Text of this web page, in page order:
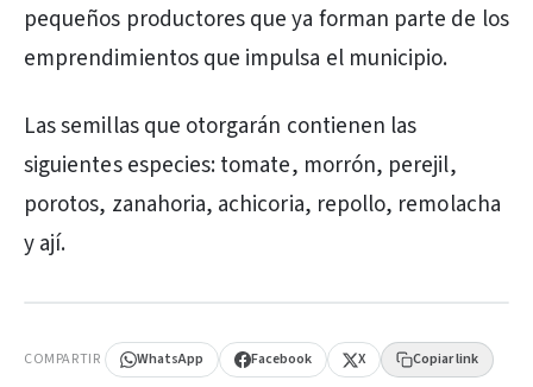
pequeños productores que ya forman parte de los
emprendimientos que impulsa el municipio.
Las semillas que otorgarán contienen las
siguientes especies: tomate, morrón, perejil,
porotos, zanahoria, achicoria, repollo, remolacha
y ají.
COMPARTIR WhatsApp Facebook X Copiar link